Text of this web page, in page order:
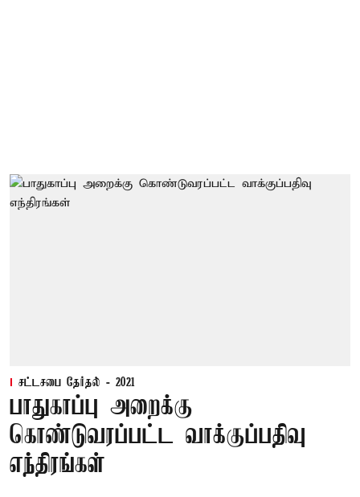
சட்டசபை தேர்தல் - 2021
பாதுகாப்பு அறைக்கு
கொண்டுவரப்பட்ட வாக்குப்பதிவு
எந்திரங்கள்